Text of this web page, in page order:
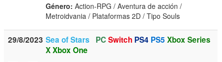
Género: Action-RPG / Aventura de acción /
Metroidvania / Plataformas 2D / Tipo Souls
29/8/2023 Sea of Stars PCSwitch PS4 PS5 Xbox Series
XXbox One